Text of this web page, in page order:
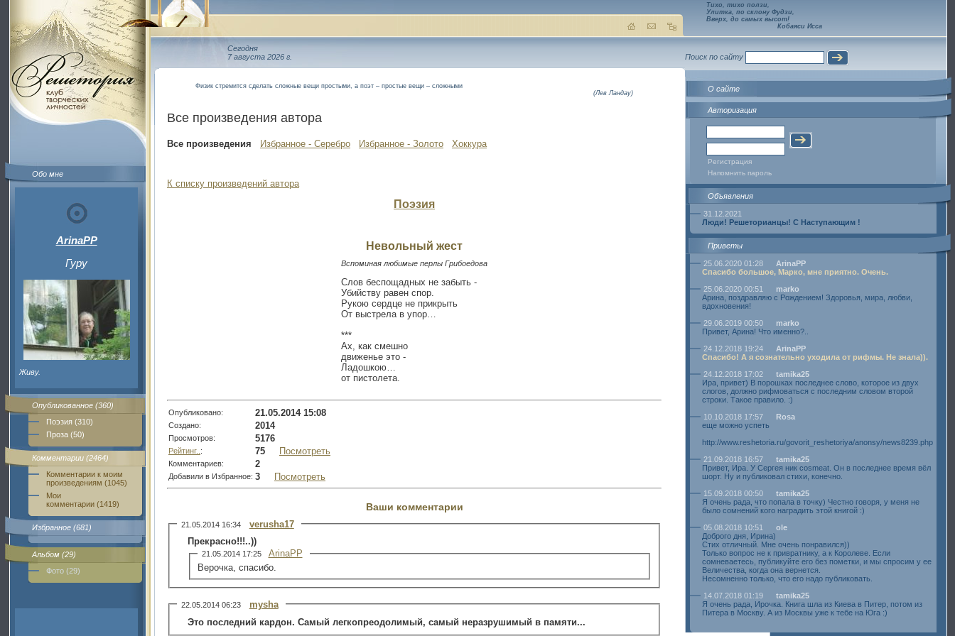
Обо мне
ArinaPP
Гуру
Живу.
Опубликованное (360)
Поэзия (310)
Проза (50)
Комментарии (2464)
Комментарии к моим
произведениям (1045)
Мои
комментарии (1419)
Избранное (681)
Альбом (29)
Фото (29)
Сегодня
7 августа 2026 г.
Физик стремится сделать сложные вещи простыми, а поэт – простые вещи – сложными
(Лев Ландау)
Все произведения автора
Все произведения Избранное - Серебро Избранное - Золото Хоккура
К списку произведений автора
Поэзия
Невольный жест
Вспоминая любимые перлы Грибоедова
Слов беспощадных не забыть -
Убийству равен спор.
Рукою сердце не прикрыть
От выстрела в упор…
***
Ах, как смешно
движенье это -
Ладошкою…
от пистолета.
Опубликовано: 21.05.2014 15:08
Создано: 2014
Просмотров: 5176
Рейтинг.. : 75 Посмотреть
Комментариев: 2
Добавили в Избранное: 3 Посмотреть
Ваши комментарии
21.05.2014 16:34
verusha17
Прекрасно!!!..))
21.05.2014 17:25
ArinaPP
Верочка, спасибо.
22.05.2014 06:23
mysha
Это последний кардон. Самый легкопреодолимый, самый неразрушимый в памяти...
Тихо, тихо ползи,
Улитка, по склону Фудзи,
Вверх, до самых высот!
Кобаяси Исса
Поиск по сайту
О сайте
Авторизация
Регистрация
Напомнить пароль
Объявления
31.12.2021
Люди! Решеторианцы! С Наступающим !
Приветы
25.06.2020 01:28
ArinaPP
Спасибо большое, Марко, мне приятно. Очень.
25.06.2020 00:51
marko
Арина, поздравляю с Рождением! Здоровья, мира, любви,
вдохновения!
29.06.2019 00:50
marko
Привет, Арина! Что именно?..
24.12.2018 19:24
ArinaPP
Спасибо! А я сознательно уходила от рифмы. Не знала)).
24.12.2018 17:02
tamika25
Ира, привет) В порошках последнее слово, которое из двух
слогов, должно рифмоваться с последним словом второй
строки. Такое правило. :)
10.10.2018 17:57
Rosa
еще можно успеть
http://www.reshetoria.ru/govorit_reshetoriya/anonsy/news8239.php
21.09.2018 16:57
tamika25
Привет, Ира. У Сергея ник cosmeat. Он в последнее время вёл
шорт. Ну и публиковал стихи, конечно.
15.09.2018 00:50
tamika25
Я очень рада, что попала в точку) Честно говоря, у меня не
было сомнений кого наградить этой книгой :)
05.08.2018 10:51
ole
Доброго дня, Ирина)
Стих отличный. Мне очень понравился))
Только вопрос не к привратнику, а к Королеве. Если
сомневаетесь, публикуйте его без пометки, и мы спросим у ее
Величества, когда она вернется.
Несомненно только, что его надо публиковать.
14.07.2018 01:19
tamika25
Я очень рада, Ирочка. Книга шла из Киева в Питер, потом из
Питера в Москву. А из Москвы уже к тебе на Юга :)